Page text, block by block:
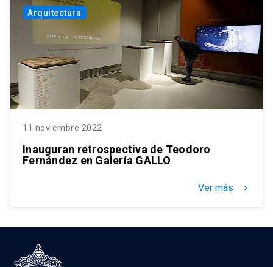
Arquitectura
11 noviembre 2022
Inauguran retrospectiva de Teodoro
Fernández en Galería GALLO
Ver más keyboard_arrow_right